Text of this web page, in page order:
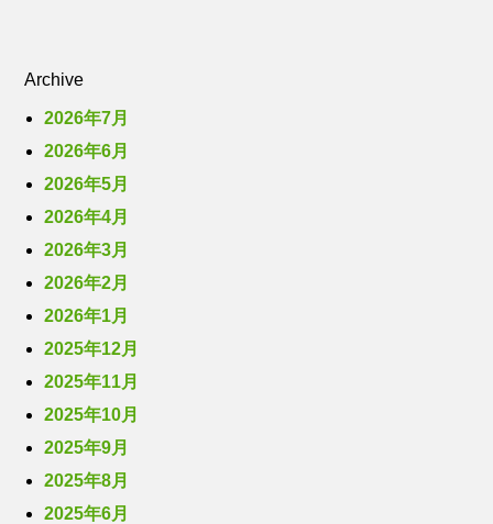
Archive
2026年7月
2026年6月
2026年5月
2026年4月
2026年3月
2026年2月
2026年1月
2025年12月
2025年11月
2025年10月
2025年9月
2025年8月
2025年6月